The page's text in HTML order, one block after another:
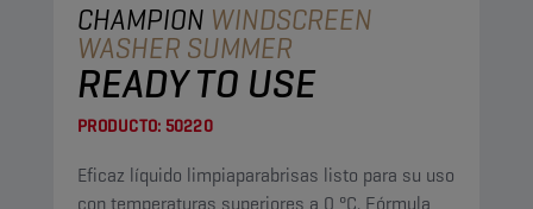
CHAMPION WINDSCREEN
WASHER SUMMER
READY TO USE
PRODUCTO: 50220
Eficaz líquido limpiaparabrisas listo para su uso
con temperaturas superiores a 0 °C. Fórmula